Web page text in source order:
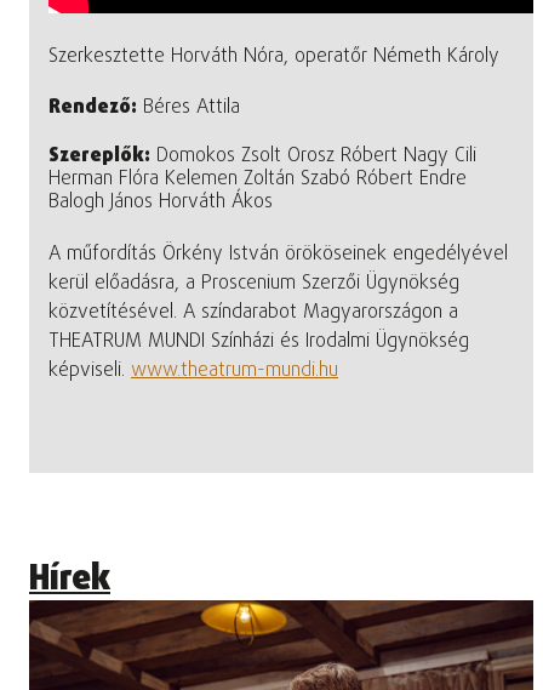
Szerkesztette Horváth Nóra, operatőr Németh Károly
Rendező: Béres Attila
Szereplők: Domokos Zsolt Orosz Róbert Nagy Cili
Herman Flóra Kelemen Zoltán Szabó Róbert Endre
Balogh János Horváth Ákos
A műfordítás Örkény István örököseinek engedélyével
kerül előadásra, a Proscenium Szerzői Ügynökség
közvetítésével. A színdarabot Magyarországon a
THEATRUM MUNDI Színházi és Irodalmi Ügynökség
képviseli. www.theatrum-mundi.hu
Hírek